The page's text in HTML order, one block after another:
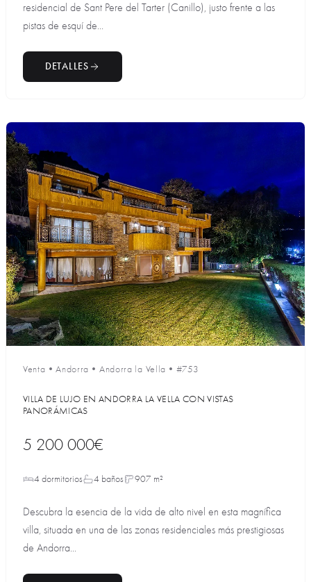
residencial de Sant Pere del Tarter (Canillo), justo frente a las
pistas de esquí de...
DETALLES
Venta •Andorra • Andorra la Vella • #753
VILLA DE LUJO EN ANDORRA LA VELLA CON VISTAS
PANORÁMICAS
5 200 000€
4 dormitorios 4 baños 907 m²
Descubra la esencia de la vida de alto nivel en esta magnífica
villa, situada en una de las zonas residenciales más prestigiosas
de Andorra...